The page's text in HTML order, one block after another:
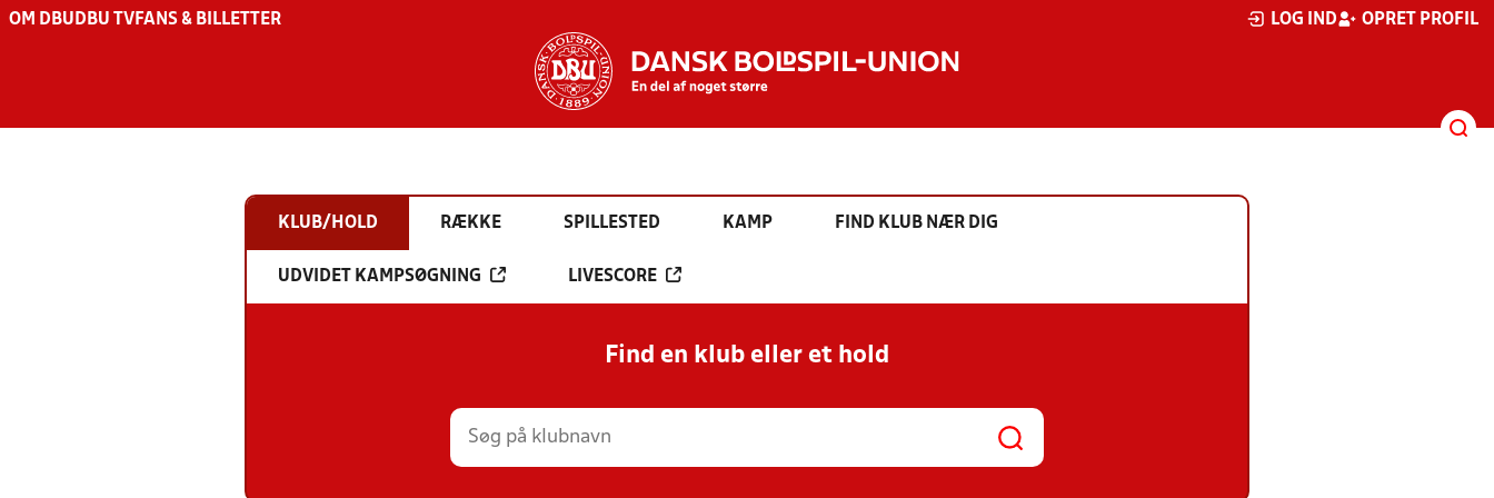
OM DBU DBU TV FANS & BILLETTER LOG IND OPRET PROFIL
KLUB/HOLD RÆKKE SPILLESTED KAMP FIND KLUB NÆR DIG
UDVIDET KAMPSØGNING LIVESCORE
Find en klub eller et hold